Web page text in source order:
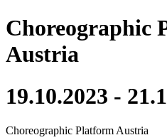
Choreographic
Austria
19.10.2023 -
Choreographic Platform Austria